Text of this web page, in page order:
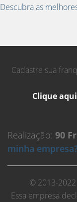
Descubra as
Cadastre sua
Clique
Realização: 90
minha
© 2013-2022
Essa empresa